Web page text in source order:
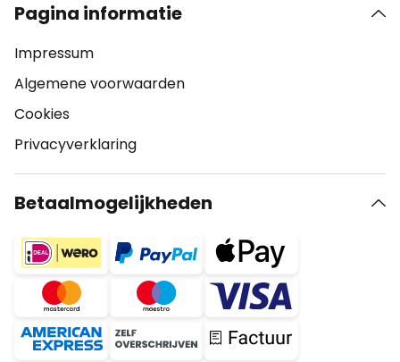
Pagina informatie
Impressum
Algemene voorwaarden
Cookies
Privacyverklaring
Betaalmogelijkheden